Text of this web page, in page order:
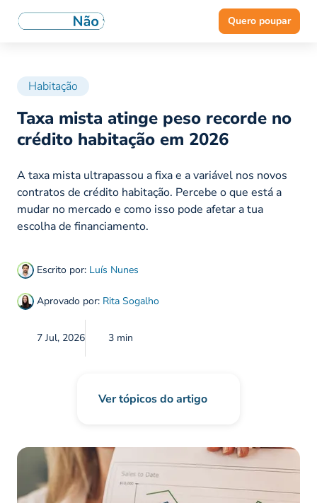
Quero poupar
Habitação
Taxa mista atinge peso recorde no
crédito habitação em 2026
Escrito por: Luís Nunes
Aprovado por: Rita Sogalho
7 Jul, 2026 3 min
A taxa mista ultrapassou a fixa e a variável nos novos
contratos de crédito habitação. Percebe o que está a
mudar no mercado e como isso pode afetar a tua
escolha de financiamento.
Ver tópicos do artigo